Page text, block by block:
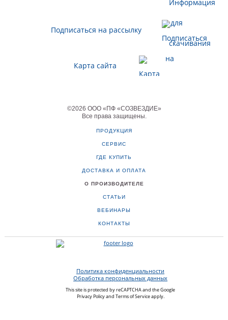
Подписаться на рассылку
Карта сайта
©2026 ООО «ПФ «СОЗВЕЗДИЕ»
Все права защищены
ПРОДУКЦИЯ
СЕРВИС
ГДЕ КУПИТЬ
ДОСТАВКА И ОПЛАТА
О ПРОИЗВОДИТЕЛЕ
СТАТЬИ
ВЕБИНАРЫ
КОНТАКТЫ
Политика конфиденциальности
Обработка персональных данных
This site is protected by reCAPTCHA and the Google
Privacy Policyand Terms of Serviceapply.